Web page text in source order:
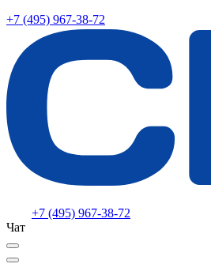
+7 (495) 967-38-72
+7 (495) 967-38-72
Чат